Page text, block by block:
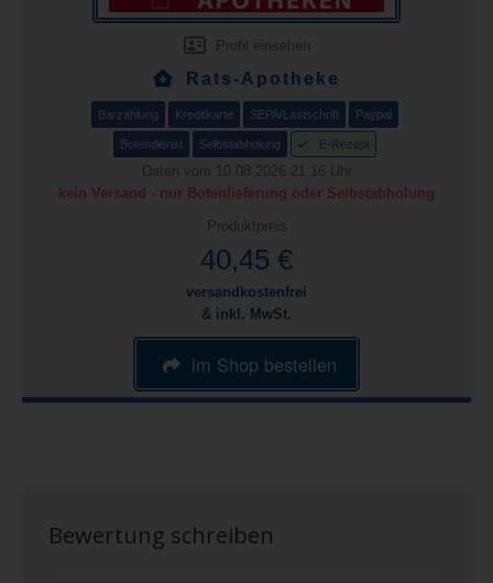
Profil einsehen
Rats-Apotheke
Barzahlung Kreditkarte SEPA/Lastschrift Paypal
Botendienst Selbstabholung E-Rezept
Daten vom 10.08.2026 21:16 Uhr
kein Versand - nur Botenlieferung oder Selbstabholung
Produktpreis
40,45 €
versandkostenfrei
& inkl. MwSt.
im Shop bestellen
Bewertung schreiben